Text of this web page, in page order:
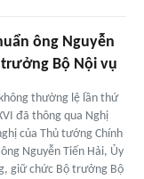
ông Nguyễn
Bộ Nội vụ
thường lệ lần thứ
đã thông qua Nghị
của Thủ tướng Chính
Nguyễn Tiến Hải, Ủy
giữ chức Bộ trưởng Bộ